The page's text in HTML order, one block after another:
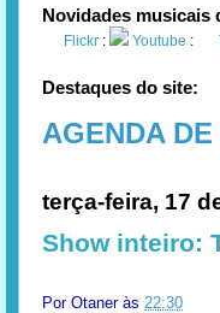
Novidades musicais
Flickr : Youtube :
Destaques do site:
AGENDA
terça-feira, 17
Show inteiro:
Por Otaner às 22:30